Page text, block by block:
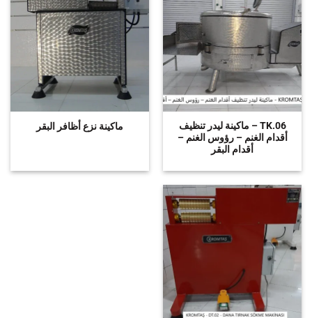
TK.06 – ماكينة ليدر تنظيف
أقدام الغنم – رؤوس الغنم –
أقدام البقر
ماكينة نزع أظافر البقر